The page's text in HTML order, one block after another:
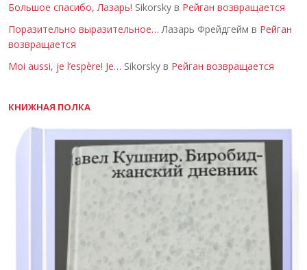
Большое спасибо, Лазарь! Sikorsky в Рейган возвращается
Поразительно выразительное… Лазарь Фрейдгейм в Рейган
возвращается
Moi aussi, je l’espère! Je… Sikorsky в Рейган возвращается
КНИЖНАЯ ПОЛКА